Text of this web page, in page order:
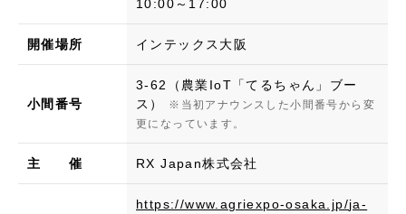
10:00～17:00
開催場所 インテックス大阪
小間番号
3-62（農業IoT「てるちゃん」ブー
ス）
※当初アナウンスした小間番号から変
更になっています。
主 催 RX Japan株式会社
https://www.agriexpo-osaka.jp/ja-